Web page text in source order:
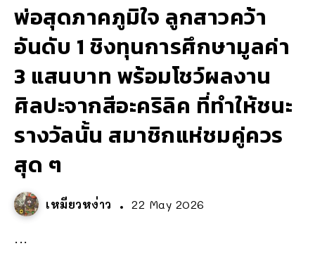
พ่อสุดภาคภูมิใจ ลูกสาวคว้า
อันดับ 1 ชิงทุนการศึกษามูลค่า
3 แสนบาท พร้อมโชว์ผลงาน
ศิลปะจากสีอะคริลิค ที่ทำให้ชนะ
รางวัลนั้น สมาชิกแห่ชมคู่ควร
สุด ๆ
เหมียวหง่าว 22 May 2026
...